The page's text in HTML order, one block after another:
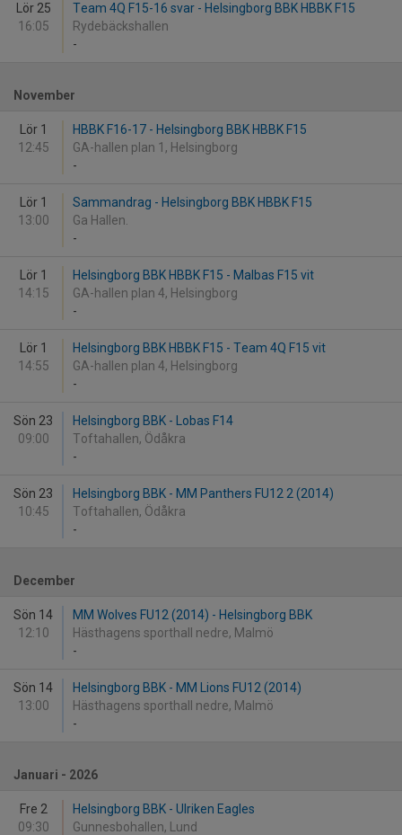
Lör 25
16:05
Team 4Q F15-16 svar - Helsingborg BBK HBBK F15
Rydebäckshallen
-
November
Lör 1
12:45
HBBK F16-17 - Helsingborg BBK HBBK F15
GA-hallen plan 1, Helsingborg
-
Lör 1
13:00
Sammandrag - Helsingborg BBK HBBK F15
Ga Hallen.
-
Lör 1
14:15
Helsingborg BBK HBBK F15 - Malbas F15 vit
GA-hallen plan 4, Helsingborg
-
Lör 1
14:55
Helsingborg BBK HBBK F15 - Team 4Q F15 vit
GA-hallen plan 4, Helsingborg
-
Sön 23
09:00
Helsingborg BBK - Lobas F14
Toftahallen, Ödåkra
-
Sön 23
10:45
Helsingborg BBK - MM Panthers FU12 2 (2014)
Toftahallen, Ödåkra
-
December
Sön 14
12:10
MM Wolves FU12 (2014) - Helsingborg BBK
Hästhagens sporthall nedre, Malmö
-
Sön 14
13:00
Helsingborg BBK - MM Lions FU12 (2014)
Hästhagens sporthall nedre, Malmö
-
Januari - 2026
Fre 2
09:30
Helsingborg BBK - Ulriken Eagles
Gunnesbohallen, Lund